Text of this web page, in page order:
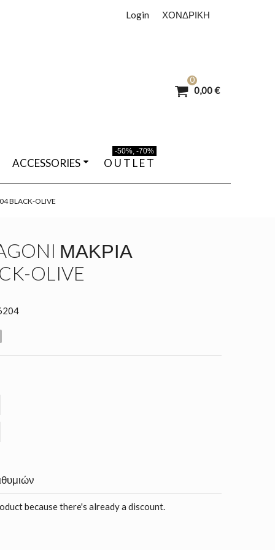
ΧΟΝΔΡΙΚΗ
Login
0
0,00 €
ACCESSORIES O U T L E T
-50%, -70%
BLACK-OLIVE
ΜΑΚΡΙΆ
OLIVE
because there's already a discount.